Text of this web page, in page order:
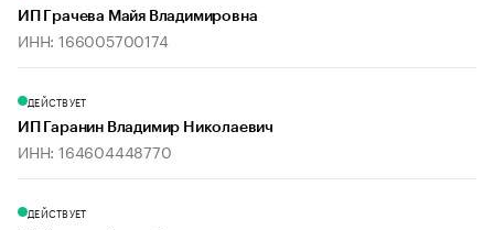
ИП Грачева Майя Владимировна
ИНН: 166005700174
ДЕЙСТВУЕТ
ИП Гаранин Владимир Николаевич
ИНН: 164604448770
ДЕЙСТВУЕТ